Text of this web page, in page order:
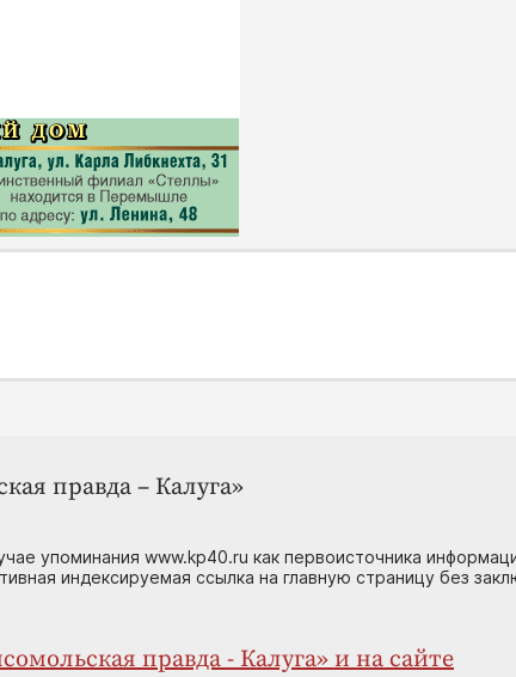
правда – Калуга»
упоминания www.kp40.ru как первоисточника
индексируемая ссылка на главную страницу без
правда - Калуга» и на сайте